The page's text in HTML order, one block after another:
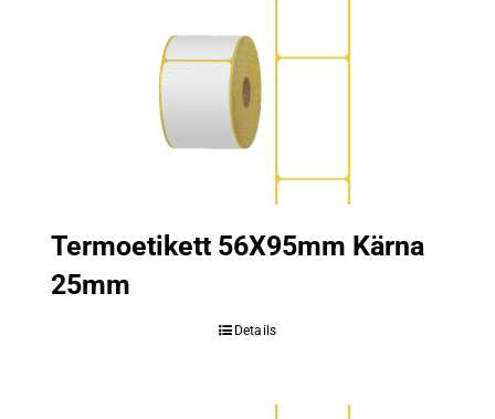
Termoetikett 56X95mm Kärna
25mm
Details